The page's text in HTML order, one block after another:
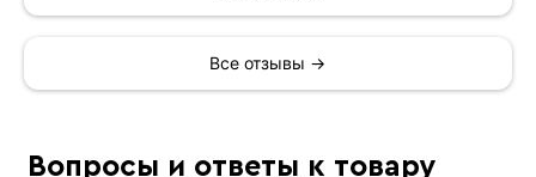
Все отзывы →
Вопросы и ответы к товару